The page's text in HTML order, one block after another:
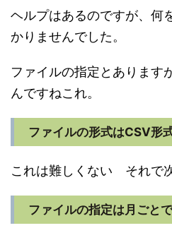
ヘルプはあるのですが、何
かりませんでした。
ファイルの指定とあります
んですねこれ。
ファイルの形式はCSV形
これは難しくない それで
ファイルの指定は月ごと